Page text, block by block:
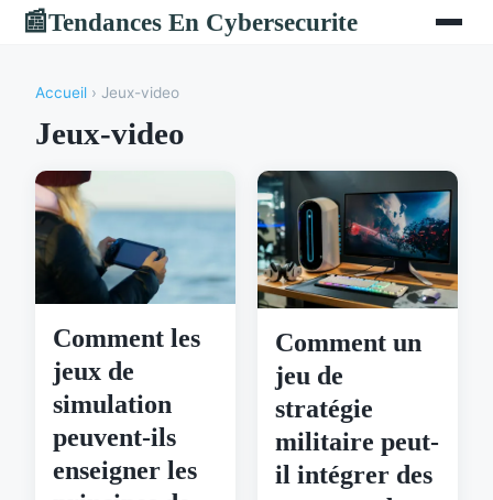
📰Tendances En Cybersecurite
Accueil › Jeux-video
Jeux-video
Comment les
jeux de
simulation
peuvent-ils
enseigner les
Comment un
jeu de
stratégie
militaire peut-
il intégrer des